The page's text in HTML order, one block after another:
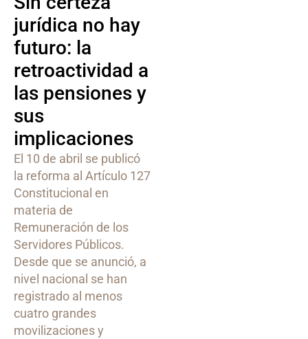
jurídica no hay
futuro: la
retroactividad a
las pensiones y
sus
implicaciones
El 10 de abril se publicó
la reforma al Artículo 127
Constitucional en
materia de
Remuneración de los
Servidores Públicos.
Desde que se anunció, a
nivel nacional se han
registrado al menos
cuatro grandes
movilizaciones y